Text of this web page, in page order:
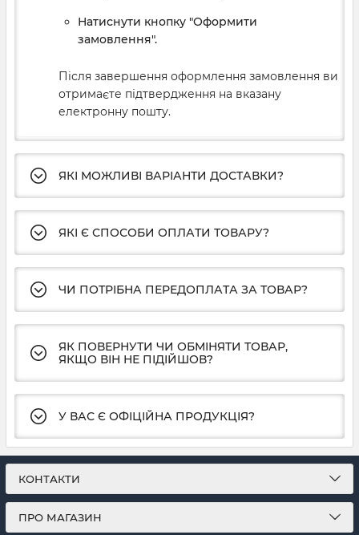
Натиснути кнопку "Оформити
замовлення".
Після завершення оформлення замовлення ви
отримаєте підтвердження на вказану
електронну пошту.
ЯКІ МОЖЛИВІ ВАРІАНТИ ДОСТАВКИ?
ЯКІ Є СПОСОБИ ОПЛАТИ ТОВАРУ?
ЧИ ПОТРІБНА ПЕРЕДОПЛАТА ЗА ТОВАР?
ЯК ПОВЕРНУТИ ЧИ ОБМІНЯТИ ТОВАР,
ЯКЩО ВІН НЕ ПІДІЙШОВ?
У ВАС Є ОФІЦІЙНА ПРОДУКЦІЯ?
КОНТАКТИ
ПРО МАГАЗИН